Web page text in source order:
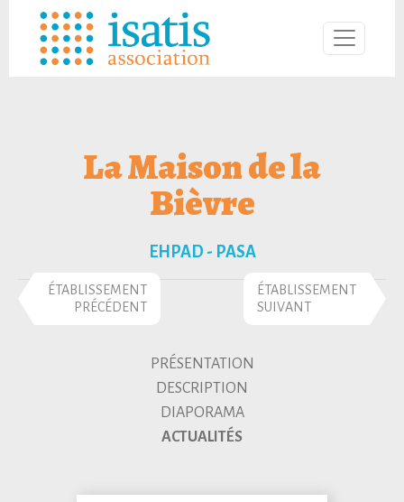
La Maison de la
Bièvre
EHPAD - PASA
ÉTABLISSEMENT
PRÉCÉDENT
ÉTABLISSEMENT
SUIVANT
PRÉSENTATION
DESCRIPTION
DIAPORAMA
ACTUALITÉS